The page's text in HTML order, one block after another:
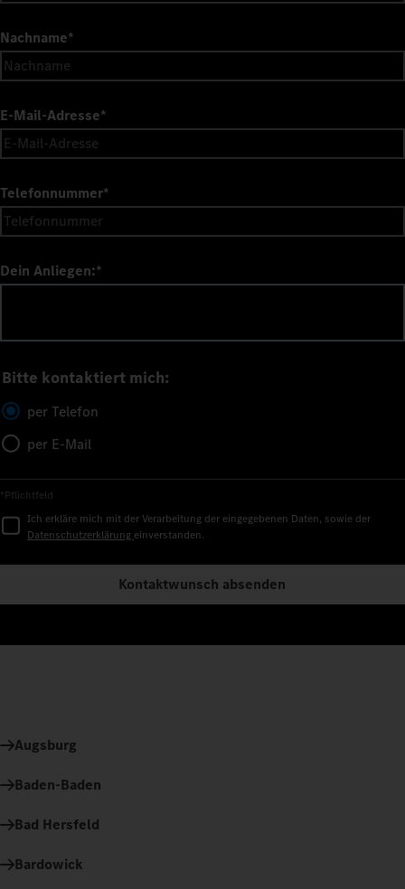
Nachname*
E-Mail-Adresse*
Telefonnummer*
Dein Anliegen:*
Bitte kontaktiert mich:
per Telefon
per E-Mail
*Pflichtfeld
Ich erkläre mich mit der Verarbeitung der eingegebenen Daten, sowie der
Datenschutzerklärung einverstanden.
Kontaktwunsch absenden
Augsburg
Baden-Baden
Bad Hersfeld
Bardowick